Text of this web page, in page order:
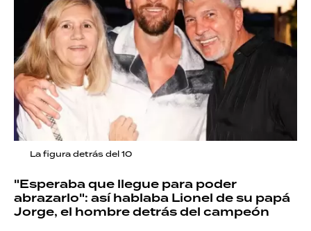
La figura detrás del 10
"Esperaba que llegue para poder
abrazarlo": así hablaba Lionel de su papá
Jorge, el hombre detrás del campeón